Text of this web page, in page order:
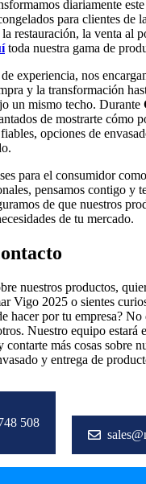
diariamente este
para clientes de
restauración, la venta al
toda nuestra gama de
experiencia, nos
y la transformación
un mismo techo. Durante
de mostrarte cómo
opciones de
para el consumidor
pensamos contigo y
de que nuestros
de tu mercado.
nuestros productos,
Vigo 2025 o sientes
hacer por tu empresa? No
Nuestro equipo estará
contarte más cosas sobre
y entrega de
508